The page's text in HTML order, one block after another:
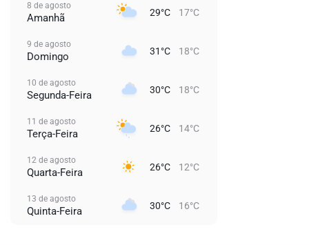
8 de agosto
Amanhã 29°C 17°C
9 de agosto
Domingo 31°C 18°C
10 de agosto
Segunda-Feira 30°C 18°C
11 de agosto
Terça-Feira 26°C 14°C
12 de agosto
Quarta-Feira 26°C 12°C
13 de agosto
Quinta-Feira 30°C 16°C